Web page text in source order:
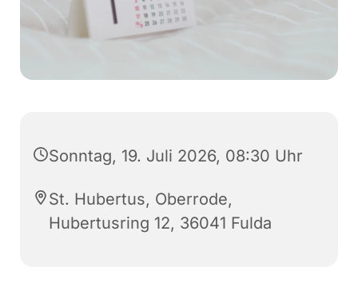
Sonntag, 19. Juli 2026, 08:30 Uhr
St. Hubertus, Oberrode,
Hubertusring 12, 36041 Fulda